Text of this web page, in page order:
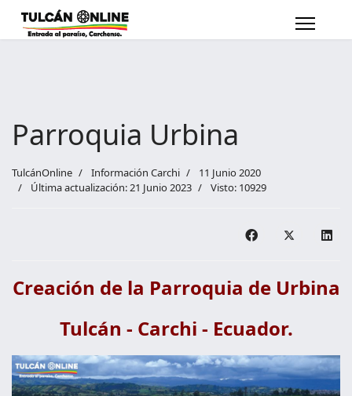
Parroquia Urbina
TulcánOnline Información Carchi
11 Junio 2020
Última actualización: 21 Junio 2023
Visto: 10929
Creación de la Parroquia de Urbina
Tulcán - Carchi - Ecuador.